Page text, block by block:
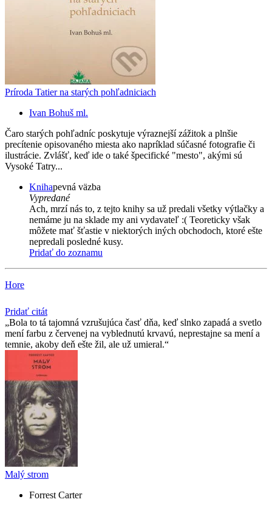
Príroda Tatier na starých pohľadniciach
Ivan Bohuš ml.
Čaro starých pohľadníc poskytuje výraznejší zážitok a plnšie
precítenie opisovaného miesta ako napríklad súčasné fotografie či
ilustrácie. Zvlášť, keď ide o také špecifické "mesto", akými sú
Vysoké Tatry...
Knihapevná väzba
Vypredané
Ach, mrzí nás to, z tejto knihy sa už predali všetky výtlačky a
nemáme ju na sklade my ani vydavateľ :( Teoreticky však
môžete mať šťastie v niektorých iných obchodoch, ktoré ešte
nepredali posledné kusy.
Pridať do zoznamu
Hore
Pridať citát
Bola to tá tajomná vzrušujúca časť dňa, keď slnko zapadá a svetlo
mení farbu z červenej na vyblednutú krvavú, neprestajne sa mení a
temnie, akoby deň ešte žil, ale už umieral.
Malý strom
Forrest Carter